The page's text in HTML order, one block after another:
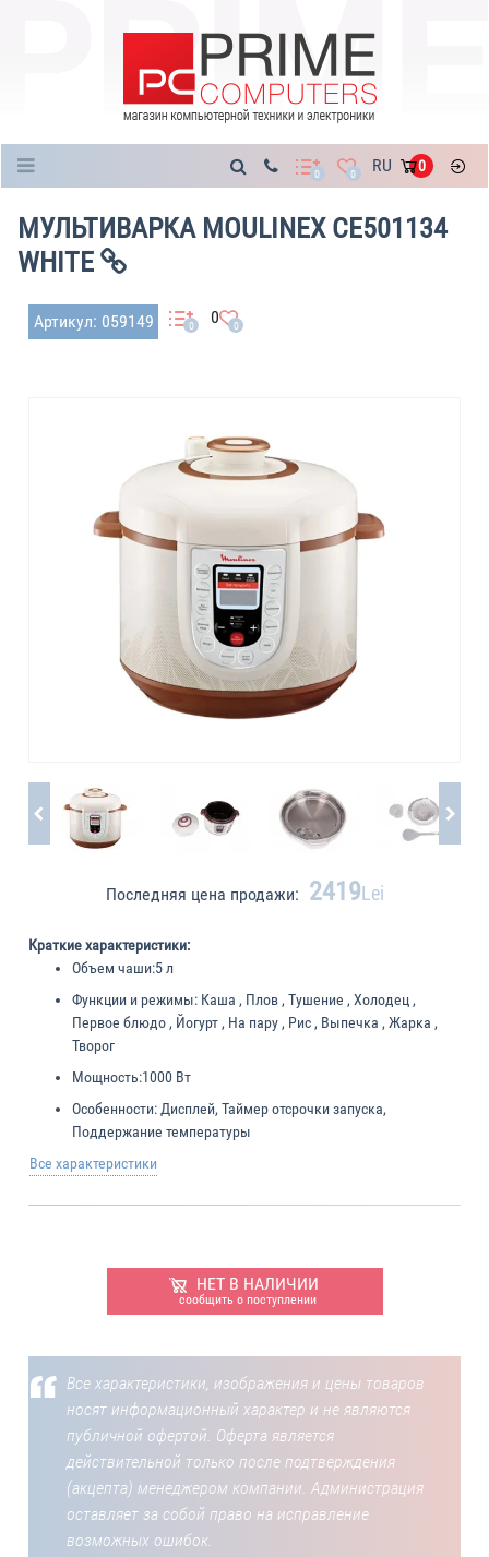
0 0 RU 0
МУЛЬТИВАРКА MOULINEX CE501134
WHITE
Артикул: 059149 0 0 0
Последняя цена продажи: 2419Lei
Краткие характеристики:
Объем чаши:5 л
Функции и режимы: Каша , Плов , Тушение , Холодец ,
Первое блюдо , Йогурт , На пару , Рис , Выпечка , Жарка ,
Творог
Мощность:1000 Вт
Особенности: Дисплей, Таймер отсрочки запуска,
Поддержание температуры
Все характеристики
НЕТ В НАЛИЧИИ
сообщить о поступлении
Все характеристики, изображения и цены товаров
носят информационный характер и не являются
публичной офертой. Оферта является
действительной только после подтверждения
(акцепта) менеджером компании. Администрация
оставляет за собой право на исправление
возможных ошибок.